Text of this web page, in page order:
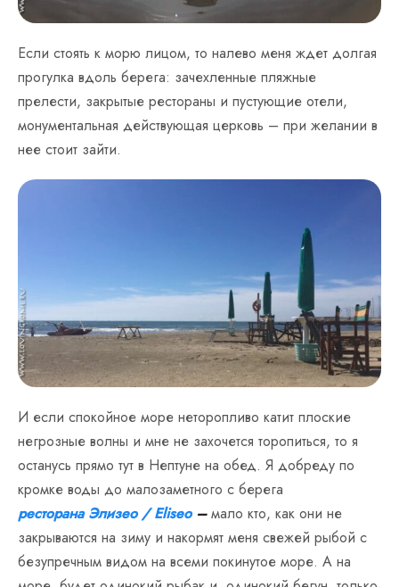
Если стоять к морю лицом, то налево меня ждет долгая
прогулка вдоль берега: зачехленные пляжные
прелести, закрытые рестораны и пустующие отели,
монументальная действующая церковь – при желании в
нее стоит зайти.
И если спокойное море неторопливо катит плоские
негрозные волны и мне не захочется торопиться, то я
останусь прямо тут в Нептуне на обед. Я добреду по
кромке воды до малозаметного с берега
ресторана Элизео / Eliseo–мало кто, как они не
закрываются на зиму и накормят меня свежей рыбой с
безупречным видом на всеми покинутое море. А на